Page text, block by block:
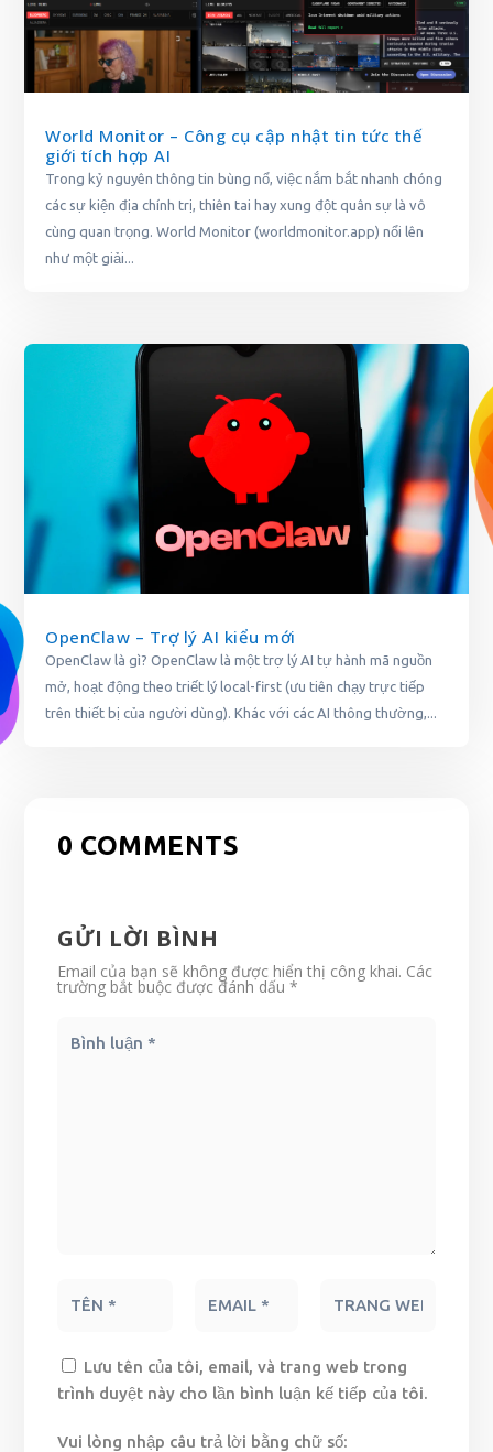
World Monitor – Công cụ cập nhật tin tức thế
giới tích hợp AI
Trong kỷ nguyên thông tin bùng nổ, việc nắm bắt nhanh chóng
các sự kiện địa chính trị, thiên tai hay xung đột quân sự là vô
cùng quan trọng. World Monitor (worldmonitor.app) nổi lên
như một giải...
OpenClaw – Trợ lý AI kiểu mới
OpenClaw là gì? OpenClaw là một trợ lý AI tự hành mã nguồn
mở, hoạt động theo triết lý local-first (ưu tiên chạy trực tiếp
trên thiết bị của người dùng). Khác với các AI thông thường,...
0 COMMENTS
GỬI LỜI BÌNH
Email của bạn sẽ không được hiển thị công khai. Các
trường bắt buộc được đánh dấu*
Lưu tên của tôi, email, và trang web trong
trình duyệt này cho lần bình luận kế tiếp của tôi.
Vui lòng nhập câu trả lời bằng chữ số: